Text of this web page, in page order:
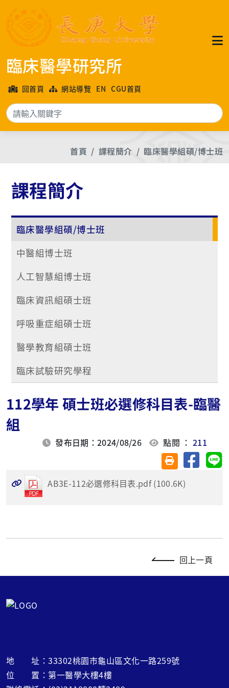
臨床醫學研究所
回首頁 網站導覽 EN CGU首頁
搜尋
首頁 課程簡介 臨床醫學組碩/博士班
課程簡介
臨床醫學組碩/博士班
中醫組博士班
人工智慧組博士班
臨床資訊組碩士班
呼吸重症組碩士班
醫學教育組碩士班
臨床試驗研究學程
112學年 碩士班必選修科目表-臨醫
組
發布日期：2024/08/26 點閱 ：211
友善列印(另開視
分享至
AB3E-112必選修科目表.pdf (100.6K)
回上一頁
地 址：33302桃園市龜山區文化一路259號
位 置：第一醫學大樓4樓